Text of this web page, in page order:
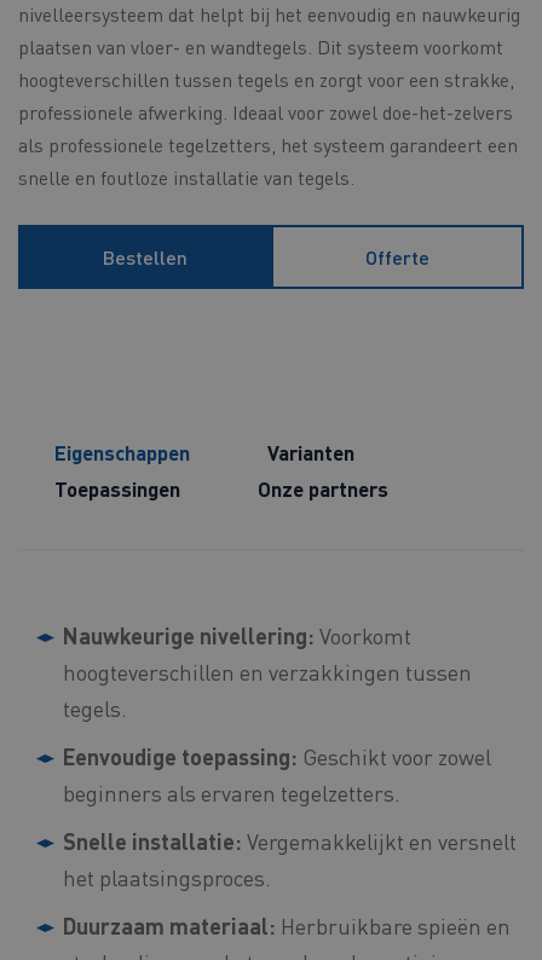
nivelleersysteem dat helpt bij het eenvoudig en nauwkeurig
plaatsen van vloer- en wandtegels. Dit systeem voorkomt
hoogteverschillen tussen tegels en zorgt voor een strakke,
professionele afwerking. Ideaal voor zowel doe-het-zelvers
als professionele tegelzetters, het systeem garandeert een
snelle en foutloze installatie van tegels.
Bestellen Offerte
Eigenschappen
Varianten
Toepassingen
Onze partners
Nauwkeurige nivellering: Voorkomt
hoogteverschillen en verzakkingen tussen
tegels.
Eenvoudige toepassing: Geschikt voor zowel
beginners als ervaren tegelzetters.
Snelle installatie: Vergemakkelijkt en versnelt
het plaatsingsproces.
Duurzaam materiaal: Herbruikbare spieën en